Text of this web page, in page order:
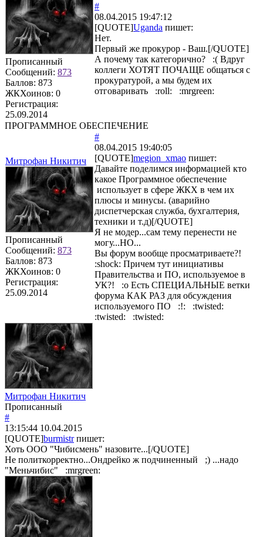
Прописанный
Сообщений: 873
Баллов: 873
ЖКХоинов: 0
Регистрация:
25.09.2014
#
08.04.2015 19:47:12
[QUOTE]Uganda пишет:
Нет.
Первый же прокурор - Ваш.[/QUOTE]
А почему так категорично? :( Вдруг
коллеги ХОТЯТ ПОЧАЩЕ общаться с
прокуратурой, а мы будем их
отговаривать :roll: :mrgreen:
ПРОГРАММНОЕ ОБЕСПЕЧЕНИЕ
Митрофан Никитич
Прописанный
Сообщений: 873
Баллов: 873
ЖКХоинов: 0
Регистрация:
25.09.2014
#
08.04.2015 19:40:05
[QUOTE]megion_xmao пишет:
Давайте поделимся информацией кто
какое Программное обеспечение
использует в сфере ЖКХ в чем их
плюсы и минусы. (аварийно
диспетчерская служба, бухгалтерия,
техники и т.д)[/QUOTE]
Я не модер...сам тему перенести не
могу...НО...
Вы форум вообще просматриваете?!
:shock: Причем тут инициативы
Правительства и ПО, используемое в
УК?! :o Есть СПЕЦИАЛЬНЫЕ ветки
форума КАК РАЗ для обсуждения
используемого ПО :!: :twisted:
:twisted: :twisted:
Митрофан Никитич
Прописанный
#
13:15:44 10.04.2015
[QUOTE]burmistrпишет:
Хоть ООО "Чибисмень" назовите...[/QUOTE]
Не политкорректно...Ондрейко ж подчиненный ;) ...надо
"Меньчибис" :mrgreen: